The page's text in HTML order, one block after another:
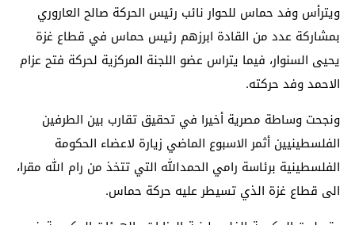
ويترأس وفد حماس للحوار نائب رئيس الحركة صالح العاروري
بمشاركة عدد من القادة ابرزهم رئيس حماس في قطاع غزة
يحيى السنوار، فيما يتراس عضو اللجنة المركزية لحركة فتح عزام
الاحمد وفد حركته.
ونجحت وساطة مصرية أخيرا في تحقيق تقارب بين الطرفين
الفلسطينيين أثمر الاسبوع الماضي زيارة لاعضاء الحكومة
الفلسطينية برئاسة رامي الحمدالله التي تتخذ من رام الله مقرا،
الى قطاع غزة الذي تسيطر عليه حركة حماس.